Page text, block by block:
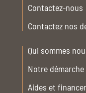
Contactez-nous
Contactez nos
Qui sommes
Notre démarche
Aides et